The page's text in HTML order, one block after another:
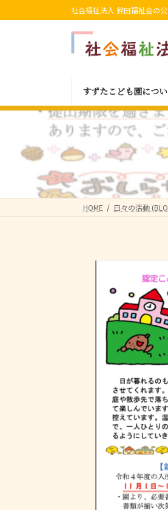
ン
キ
ビ
に
社会福祉法人 鈴田福祉会の
すずたこども園につ
HOME 日々の活動